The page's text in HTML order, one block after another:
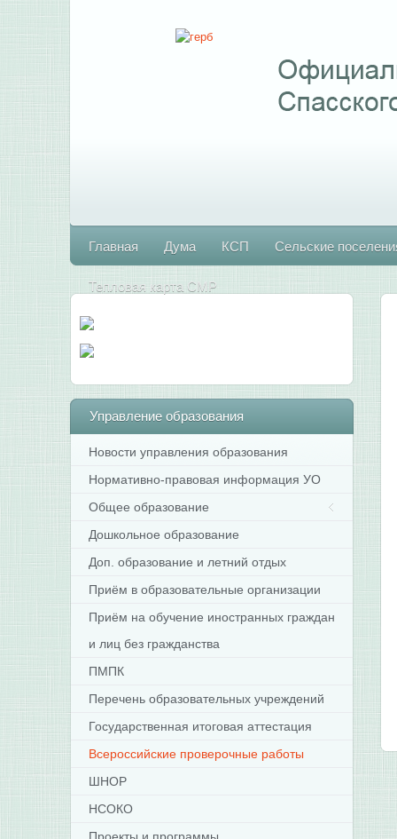
Главная Дума КСП Сельские
Тепловая карта СМР
Управлениеобразования
Новости управления образования
Нормативно-правовая информация УО
Общее образование
Дошкольное образование
Доп. образование и летний отдых
Приём в образовательные организации
Приём на обучение иностранных граждан
и лиц без гражданства
ПМПК
Перечень образовательных учреждений
Государственная итоговая аттестация
Всероссийские проверочные работы
ШНОР
НСОКО